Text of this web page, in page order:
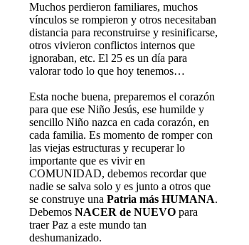
Muchos perdieron familiares, muchos
vínculos se rompieron y otros necesitaban
distancia para reconstruirse y resinificarse,
otros vivieron conflictos internos que
ignoraban, etc. El 25 es un día para
valorar todo lo que hoy tenemos…
Esta noche buena, preparemos el corazón
para que ese Niño Jesús, ese humilde y
sencillo Niño nazca en cada corazón, en
cada familia. Es momento de romper con
las viejas estructuras y recuperar lo
importante que es vivir en
COMUNIDAD, debemos recordar que
nadie se salva solo y es junto a otros que
se construye unaPatria más HUMANA.
DebemosNACER de NUEVO para
traer Paz a este mundo tan
deshumanizado.